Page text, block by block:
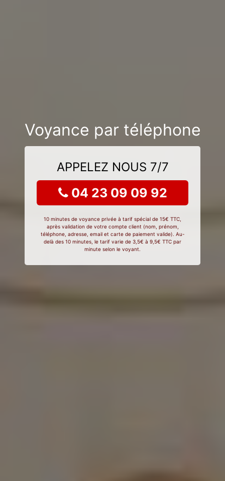
Voyance par téléphone
APPELEZ NOUS 7/7
04 23 09 09 92
10 minutes de voyance privée à tarif spécial de 15€ TTC,
après validation de votre compte client (nom, prénom,
téléphone, adresse, email et carte de paiement valide). Au-
delà des 10 minutes, le tarif varie de 3,5€ à 9,5€ TTC par
minute selon le voyant.